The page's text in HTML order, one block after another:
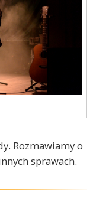
Rozmawiamy o
sprawach.